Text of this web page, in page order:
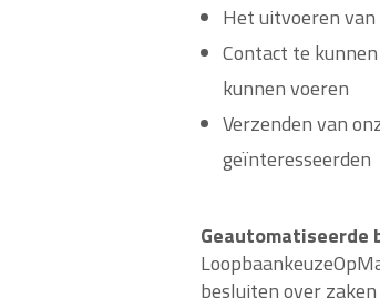
Het uitvoeren
Contact te
kunnen voeren
Verzenden van
geïnteresseerden
Geautomatiseerde
besluiten over